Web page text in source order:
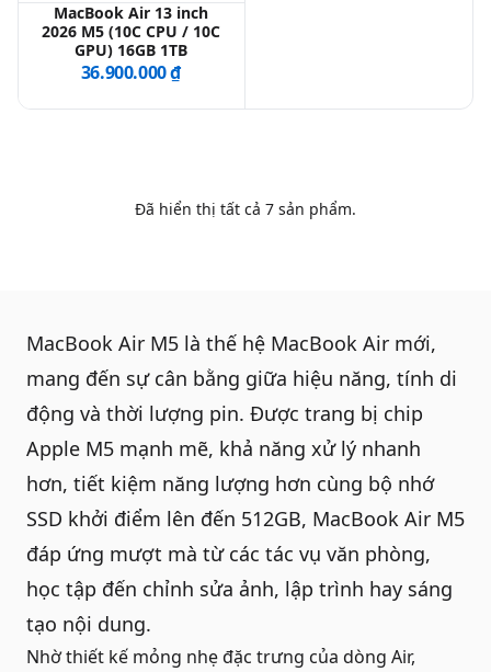
MacBook Air 13 inch
2026 M5 (10C CPU / 10C
GPU) 16GB 1TB
36.900.000 ₫
Đã hiển thị tất cả 7 sản phẩm.
MacBook Air M5 là thế hệ MacBook Air mới,
mang đến sự cân bằng giữa hiệu năng, tính di
động và thời lượng pin. Được trang bị chip
Apple M5 mạnh mẽ, khả năng xử lý nhanh
hơn, tiết kiệm năng lượng hơn cùng bộ nhớ
SSD khởi điểm lên đến 512GB, MacBook Air M5
đáp ứng mượt mà từ các tác vụ văn phòng,
học tập đến chỉnh sửa ảnh, lập trình hay sáng
tạo nội dung.
Nhờ thiết kế mỏng nhẹ đặc trưng của dòng Air,